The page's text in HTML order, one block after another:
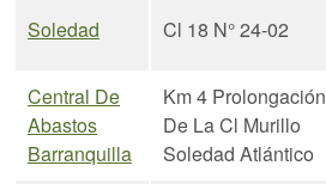
Soledad Cl 18 N° 24-02
Central De
Abastos
Barranquilla
Km 4 Prolongación
De La Cl Murillo
Soledad Atlántico